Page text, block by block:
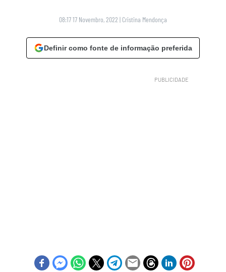
08:17 17 Novembro, 2022 | Cristina Mendonça
Definir como fonte de informação preferida